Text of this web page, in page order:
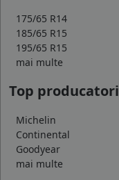
175/65 R14
185/65 R15
195/65 R15
mai multe
Top producatori
Michelin
Continental
Goodyear
mai multe